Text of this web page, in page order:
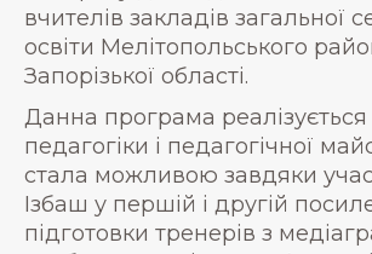
вчителів закладів загальної
освіти Мелітопольського
Запорізької області.
Данна програма
педагогіки і педагогічної
стала можливою завдяки
Ізбаш у першій і другій
підготовки тренерів з